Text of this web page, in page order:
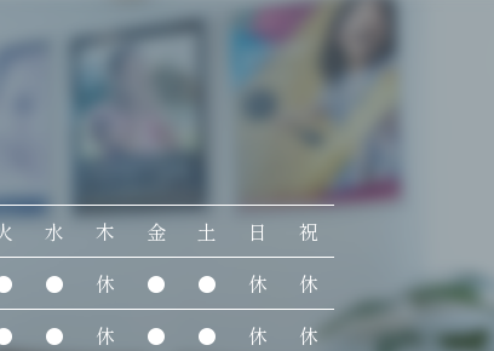
水 木 金 土 日
祝
● 休 ● ● 休
休
● 休 ● ● 休
休